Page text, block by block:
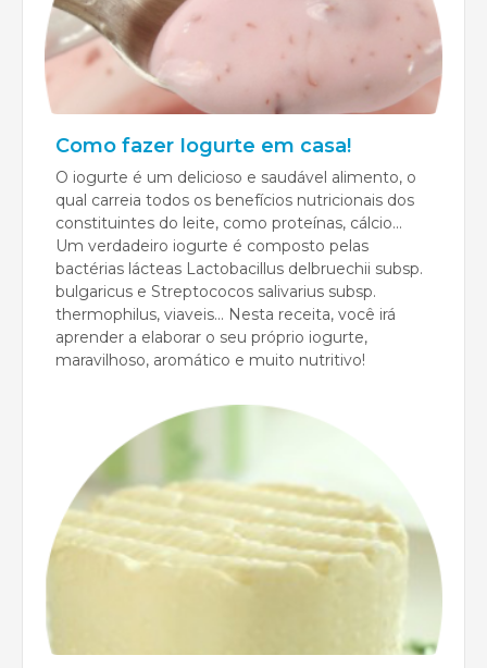
Como fazer Iogurte em casa!
O iogurte é um delicioso e saudável alimento, o
qual carreia todos os benefícios nutricionais dos
constituintes do leite, como proteínas, cálcio...
Um verdadeiro iogurte é composto pelas
bactérias lácteas Lactobacillus delbruechii subsp.
bulgaricus e Streptococos salivarius subsp.
thermophilus, viaveis... Nesta receita, você irá
aprender a elaborar o seu próprio iogurte,
maravilhoso, aromático e muito nutritivo!